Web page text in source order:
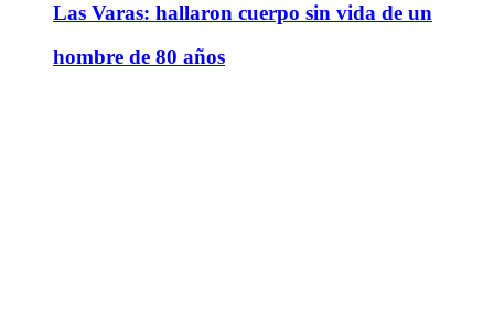
Las Varas: hallaron cuerpo sin vida de un
hombre de 80 años